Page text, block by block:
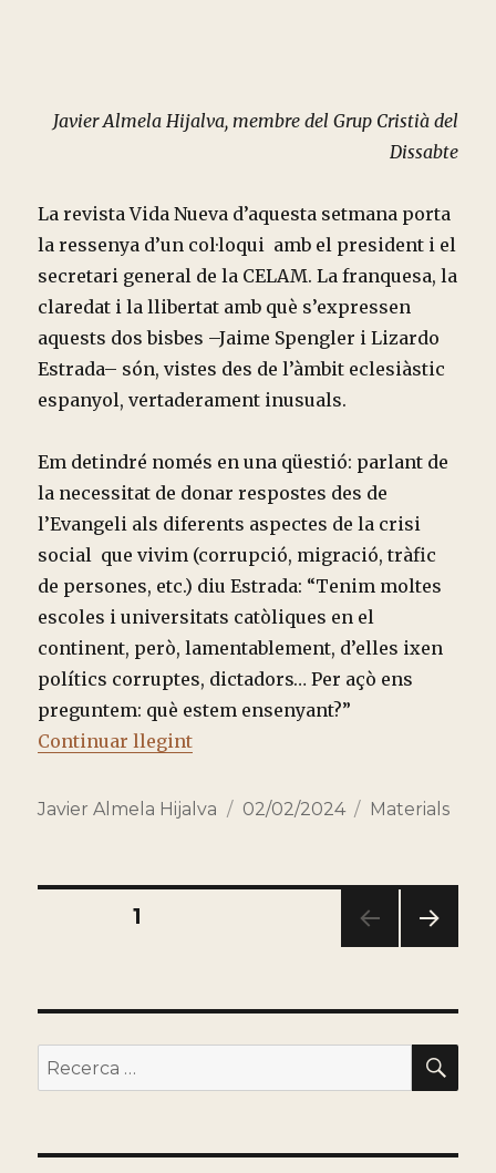
Javier Almela Hijalva, membre del Grup Cristià del
Dissabte
La revista Vida Nueva d’aquesta setmana porta
la ressenya d’un col·loqui amb el president i el
secretari general de la CELAM. La franquesa, la
claredat i la llibertat amb què s’expressen
aquests dos bisbes –Jaime Spengler i Lizardo
Estrada– són, vistes des de l’àmbit eclesiàstic
espanyol, vertaderament inusuals.
Em detindré només en una qüestió: parlant de
la necessitat de donar respostes des de
l’Evangeli als diferents aspectes de la crisi
social que vivim (corrupció, migració, tràfic
de persones, etc.) diu Estrada: “Tenim moltes
escoles i universitats catòliques en el
continent, però, lamentablement, d’elles ixen
polítics corruptes, dictadors… Per açò ens
preguntem: què estem ensenyant?”
Continuar llegint“L’ESGLÉSIA I L’ENSENYAMENT:
Autor
Javier Almela Hijalva
Publicado
02/02/2024 Categorías
Materials
Paginación
entradas
PÁGINA1
NA
Buscar
por: